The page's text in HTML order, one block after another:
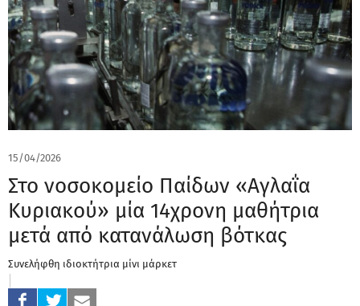
15/04/2026
Στο νοσοκομείο Παίδων «Αγλαΐα
Κυριακού» μία 14χρονη μαθήτρια
μετά από κατανάλωση βότκας
Συνελήφθη ιδιοκτήτρια μίνι μάρκετ